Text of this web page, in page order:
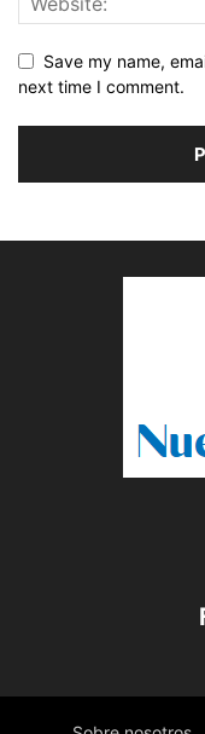
Save my name,
next time I comment.